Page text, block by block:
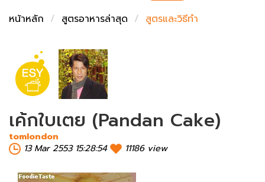
หน้าหลัก
สูตรอาหารล่าสุด สูตรและวิธีทำ
เค้กใบเตย (Pandan Cake)
tomlondon
13 Mar 2553 15:28:54
11186 view